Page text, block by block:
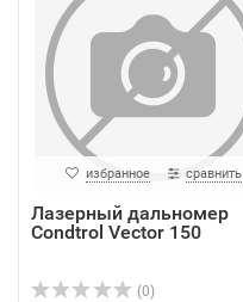
избранное сравнить
Лазерный дальномер
Condtrol Vector 150
(0)